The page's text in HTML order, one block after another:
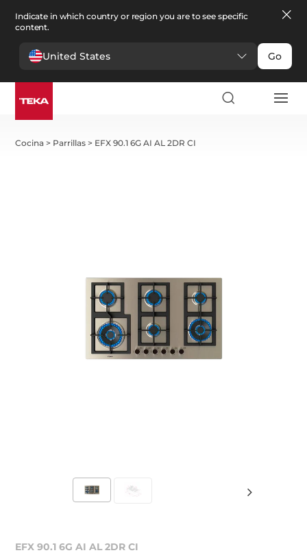
Indicate in which country or region you are to see specific
content.
United States Go
Cocina > Parrillas > EFX 90.1 6G AI AL 2DR CI
EFX 90.1 6G AI AL 2DR CI